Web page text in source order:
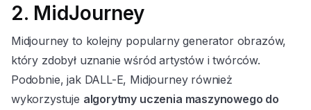
2. MidJourney
Midjourney to kolejny popularny generator obrazów,
który zdobył uznanie wśród artystów i twórców.
Podobnie, jak DALL-E, Midjourney również
wykorzystuje algorytmy uczenia maszynowego do